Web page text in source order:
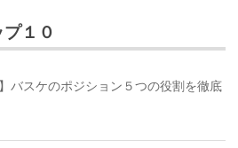
１０
】バスケのポジション５つの役割を徹底